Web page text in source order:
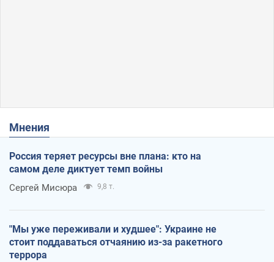
Мнения
Россия теряет ресурсы вне плана: кто на
самом деле диктует темп войны
Сергей Мисюра 9,8 т.
"Мы уже переживали и худшее": Украине не
стоит поддаваться отчаянию из-за ракетного
террора